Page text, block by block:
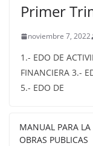
Primer
noviembre 7, 2022
1.- EDO DE
FINANCIERA 3.-
5.- EDO DE
MANUAL PARA
OBRAS PUBLICAS